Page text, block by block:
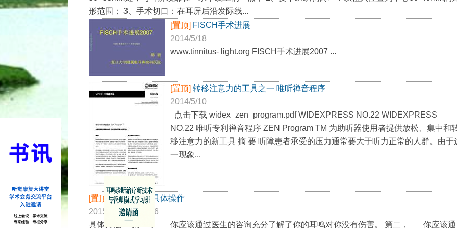
形范围； 3、手术切口：在耳屏后沿发际线...
[置顶] FISCH手术进展
2014/5/18
www.tinnitus- light.org FISCH手术进展2007 ...
[置顶] 转移注意力的工具之一 唯听禅音程序
2014/5/10
点击下载 widex_zen_program.pdf WIDEXPRESS NO.22 WIDEXPRESS
NO.22 唯听专利禅音程序 ZEN Program TM 为助听器使用者提供放松、集中和
移注意力的新工具 摘 要 听障患者承受的压力通常要大于听力正常的人群。由于
一现象...
[置顶] 声音治疗的具体操作
2015/9/17 17:42:26
具体方法： 第一， 你应该通过医生的咨询充分了解了你的耳鸣对你没有伤害。 第二， 你应该通